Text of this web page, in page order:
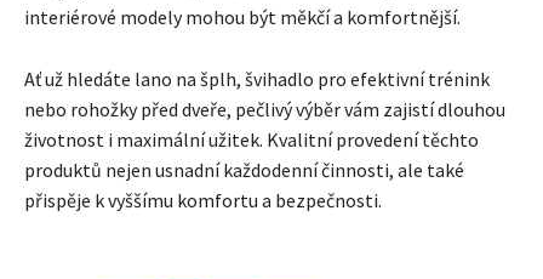
interiérové modely mohou být měkčí a komfortnější.
Ať už hledáte lano na šplh, švihadlo pro efektivní trénink
nebo rohožky před dveře, pečlivý výběr vám zajistí dlouhou
životnost i maximální užitek. Kvalitní provedení těchto
produktů nejen usnadní každodenní činnosti, ale také
přispěje k vyššímu komfortu a bezpečnosti.